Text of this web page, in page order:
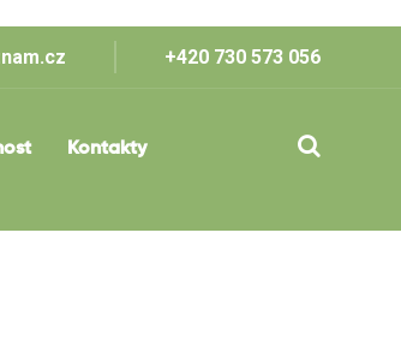
+420 730 573 056
Kontakty